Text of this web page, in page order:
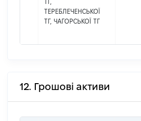
ТГ,
ТЕРЕБЛЕЧЕНСЬКОЇ
ТГ, ЧАГОРСЬКОЇ ТГ
12. Грошові активи